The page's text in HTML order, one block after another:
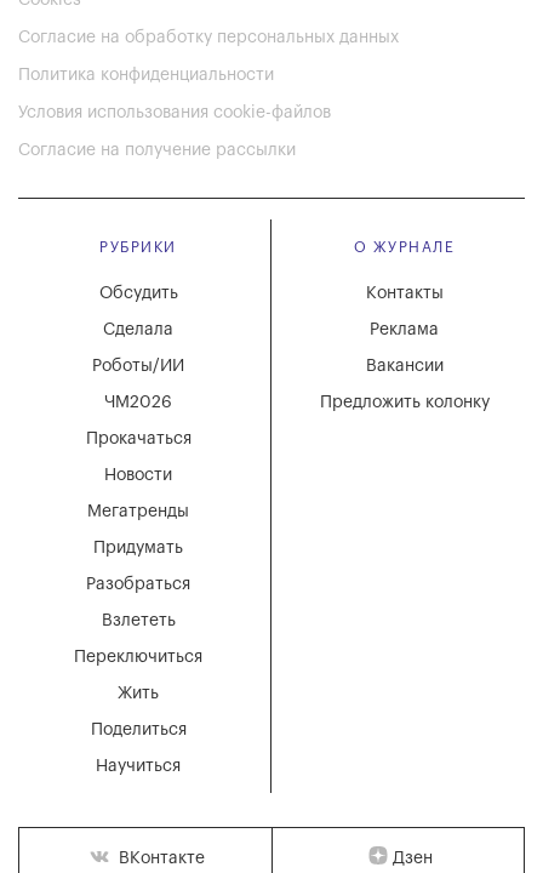
Согласие на обработку персональных данных
Политика конфиденциальности
Условия использования cookie-файлов
Согласие на получение рассылки
РУБРИКИ
Мегатренды
Придумать
Разобраться
Взлететь
Новости
Переключиться
Жить
Поделиться
Научиться
Обсудить
Сделала
Роботы/ИИ
ЧМ2026
Прокачаться
О ЖУРНАЛЕ
Вакансии
Реклама
Контакты
Предложить колонку
ВКонтакте Дзен